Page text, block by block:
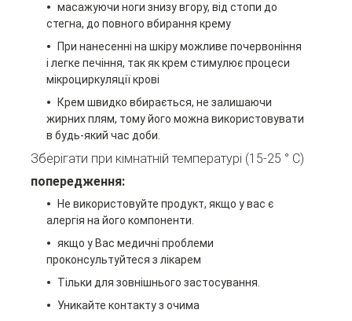
масажуючи ноги знизу вгору, від стопи до
стегна, до повного вбирання крему
При нанесенні на шкіру можливе почервоніння
і легке печіння, так як крем стимулює процеси
мікроциркуляції крові
Крем швидко вбирається, не залишаючи
жирних плям, тому його можна використовувати
в будь-який час доби.
Зберігати при кімнатній температурі (15-25 ° C)
попередження:
Не використовуйте продукт, якщо у вас є
алергія на його компоненти.
якщо у Вас медичні проблеми
проконсультуйтеся з лікарем
Тільки для зовнішнього застосування.
Уникайте контакту з очима